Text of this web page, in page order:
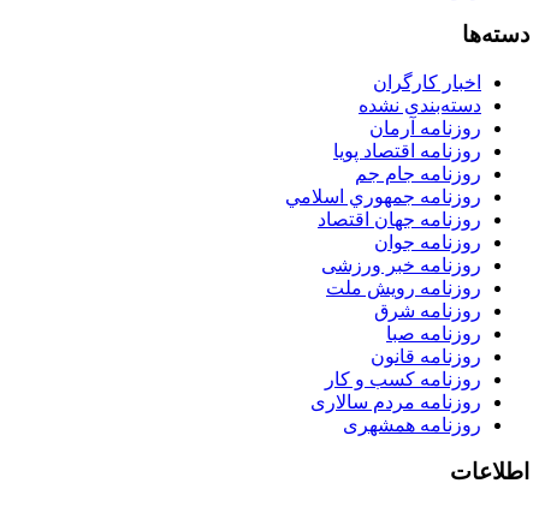
دسته‌ها
اخبار کارگران
دسته‌بندی نشده
روزنامه آرمان
روزنامه اقتصاد پویا
روزنامه جام جم
روزنامه جمهوري اسلامي
روزنامه جهان اقتصاد
روزنامه جوان
روزنامه خبر ورزشى
روزنامه رویش ملت
روزنامه شرق
روزنامه صبا
روزنامه قانون
روزنامه كسب و كار
روزنامه مردم سالاری
روزنامه همشهری
اطلاعات